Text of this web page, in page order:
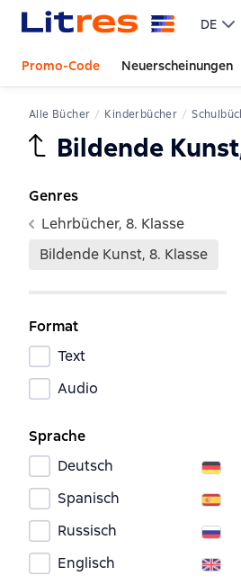
DE
Promo-Code Neuerscheinungen
Alle Bücher Kinderbücher
Bildende
Genres
Lehrbücher, 8. Klasse
Bildende Kunst, 8. Klasse
Format
Text
Audio
Sprache
Deutsch
Spanisch
Russisch
Englisch